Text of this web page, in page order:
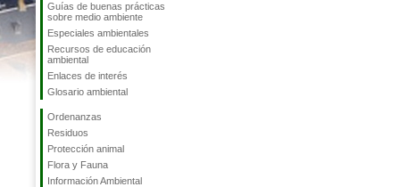
Guías de buenas prácticas
sobre medio ambiente
Especiales ambientales
Recursos de educación
ambiental
Enlaces de interés
Glosario ambiental
Ordenanzas
Residuos
Protección animal
Flora y Fauna
Información Ambiental